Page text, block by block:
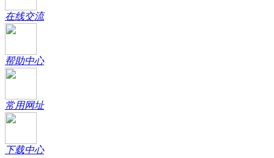
在线交流
帮助中心
常用网址
下载中心